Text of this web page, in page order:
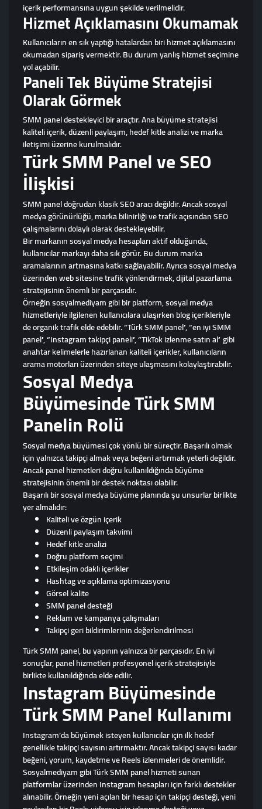
içerik performansına uygun şekilde verilmelidir.
Hizmet Açıklamasını Okumamak
Kullanıcıların en sık yaptığı hatalardan biri hizmet açıklamasını
okumadan sipariş vermektir. Bu durum yanlış hizmet seçimine
yol açabilir.
Paneli Tek Büyüme Stratejisi
Olarak Görmek
SMM panel destekleyici bir araçtır. Ana büyüme stratejisi
kaliteli içerik, düzenli paylaşım, hedef kitle analizi ve marka
iletişimi üzerine kurulmalıdır.
Türk SMM Panel ve SEO
İlişkisi
SMM panel doğrudan klasik SEO aracı değildir. Ancak sosyal
medya görünürlüğü, marka bilinirliği ve trafik açısından SEO
çalışmalarını dolaylı olarak destekleyebilir.
Bir markanın sosyal medya hesapları aktif olduğunda,
kullanıcılar markayı daha sık görür. Bu durum marka
aramalarının artmasına katkı sağlayabilir. Ayrıca sosyal medya
üzerinden web sitesine trafik yönlendirmek, dijital pazarlama
stratejisinin önemli bir parçasıdır.
Örneğin sosyalmediyam gibi bir platform, sosyal medya
hizmetleriyle ilgilenen kullanıcılara ulaşırken blog içerikleriyle
de organik trafik elde edebilir. “Türk SMM panel”, “en iyi SMM
panel”, “Instagram takipçi paneli”, “TikTok izlenme satın al” gibi
anahtar kelimelerle hazırlanan kaliteli içerikler, kullanıcıların
arama motorları üzerinden siteye ulaşmasını kolaylaştırabilir.
Sosyal Medya
Büyümesinde Türk SMM
Panelin Rolü
Sosyal medya büyümesi çok yönlü bir süreçtir. Başarılı olmak
için yalnızca takipçi almak veya beğeni artırmak yeterli değildir.
Ancak panel hizmetleri doğru kullanıldığında büyüme
stratejisinin önemli bir destek noktası olabilir.
Başarılı bir sosyal medya büyüme planında şu unsurlar birlikte
yer almalıdır:
Kaliteli ve özgün içerik
Düzenli paylaşım takvimi
Hedef kitle analizi
Doğru platform seçimi
Etkileşim odaklı içerikler
Hashtag ve açıklama optimizasyonu
Görsel kalite
SMM panel desteği
Reklam ve kampanya çalışmaları
Takipçi geri bildirimlerinin değerlendirilmesi
Türk SMM panel, bu yapının yalnızca bir parçasıdır. En iyi
sonuçlar, panel hizmetleri profesyonel içerik stratejisiyle
birlikte kullanıldığında elde edilir.
Instagram Büyümesinde
Türk SMM Panel Kullanımı
Instagram’da büyümek isteyen kullanıcılar için ilk hedef
genellikle takipçi sayısını artırmaktır. Ancak takipçi sayısı kadar
beğeni, yorum, kaydetme ve Reels izlenmeleri de önemlidir.
Sosyalmediyam gibi Türk SMM panel hizmeti sunan
platformlar üzerinden Instagram hesapları için farklı destekler
alınabilir. Örneğin yeni açılan bir hesap için takipçi desteği, yeni